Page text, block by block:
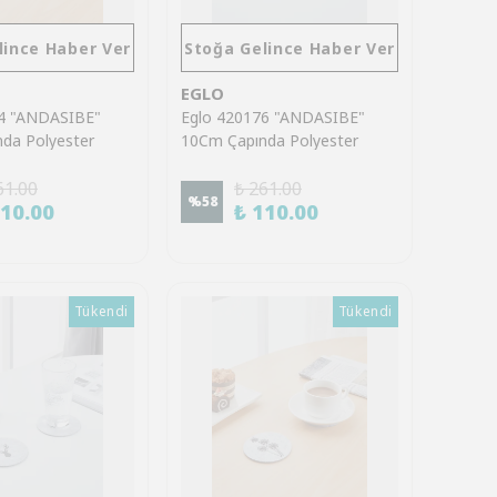
Haber Ver
"ANDASIBE"
Polyester
Bardak Altlık
Stoğa Gelince Haber Ver
EGLO
Eglo 420176 "ANDASIBE"
10Cm Çapında Polyester
%58
₺ 261.00
₺ 110.00
Tükendi Tükendi